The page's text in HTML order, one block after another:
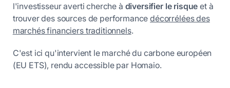
l'investisseur averti cherche à diversifier le risque et à
trouver des sources de performancedécorrélées des
marchés financiers traditionnels.
C'est ici qu'intervient le marché du carbone européen
(EU ETS), rendu accessible par Homaio.